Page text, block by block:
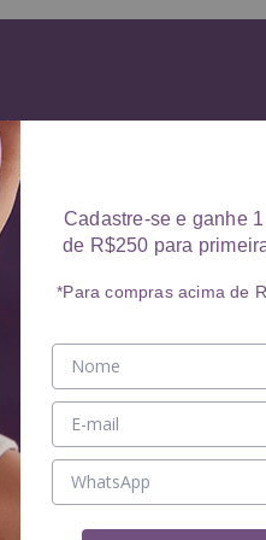
Cadastre-se e ganhe
de R$250 para
*Para compras acima de